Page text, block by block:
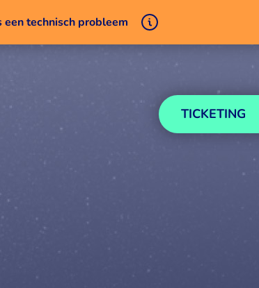
technisch probleem
TICKETING